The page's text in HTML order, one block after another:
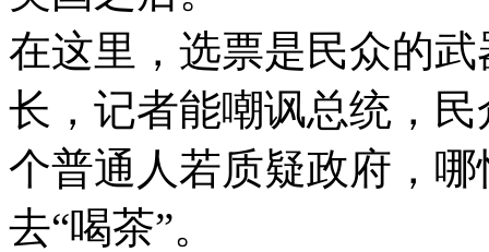
在这里，选票是民众的
长，记者能嘲讽总统，
个普通人若质疑政府，
去“喝茶”。